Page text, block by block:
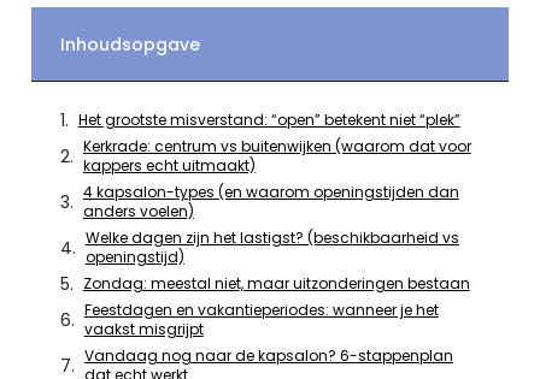
Inhoudsopgave
Het grootste misverstand: “open” betekent niet “plek”
Kerkrade: centrum vs buitenwijken (waarom dat voor
kappers echt uitmaakt)
4 kapsalon-types (en waarom openingstijden dan
anders voelen)
Welke dagen zijn het lastigst? (beschikbaarheid vs
openingstijd)
Zondag: meestal niet, maar uitzonderingen bestaan
Feestdagen en vakantieperiodes: wanneer je het
vaakst misgrijpt
Vandaag nog naar de kapsalon? 6-stappenplan